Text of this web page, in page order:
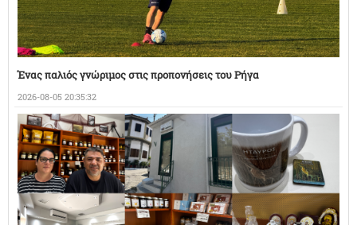
Ένας παλιός γνώριμος στις προπονήσεις του Ρήγα
2026-08-05 20:35:32